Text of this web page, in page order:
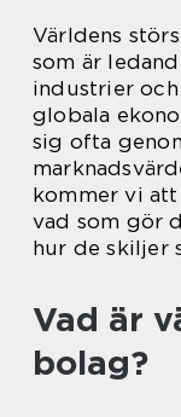
Världens
som är
industrier
globala
sig ofta
kommer vi
vad som gör
hur de skiljer
Vad är
bolag?